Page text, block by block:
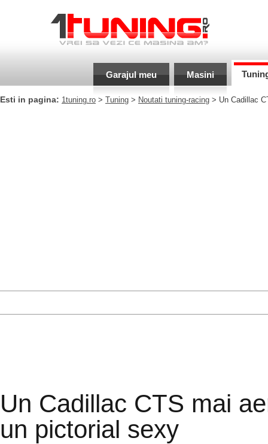
Garajul meu Masini
Esti in pagina: 1tuning.ro > Tuning > Noutati tuning-racing > Un Cadillac
Un Cadillac CTS mai
un pictorial sexy